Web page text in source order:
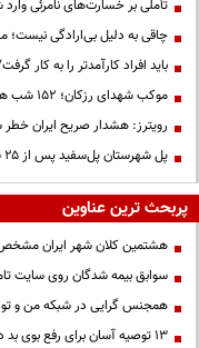
تأملی بر خسارت‌های نامرئی
چاقی به دلیل بی‌ارادگی نیست؛
باید افراد کارآمدتر را به
موکب شهدای رزکان؛ ۱۵۲ شب همدلی، خدمت و میزبانی از مردم ولایت‌مدار شهریار
رویترز: هشدار صریح ایران
پل شهرستان پل‌سفید پس از ۲۵ سال به مرحله بهره‌برداری رسید
پربحث ترین عناوین
هشتمین کلان شهر ایران
سوابق بیمه شدگان روی سایت
همجنس گرایی در شبکه من و تو
13 توصیه آسان برای رفع بوی بد دهان